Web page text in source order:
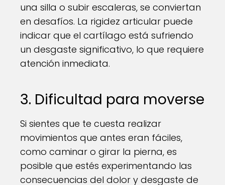
una silla o subir escaleras, se conviertan
en desafíos. La rigidez articular puede
indicar que el cartílago está sufriendo
un desgaste significativo, lo que requiere
atención inmediata.
3. Dificultad para moverse
Si sientes que te cuesta realizar
movimientos que antes eran fáciles,
como caminar o girar la pierna, es
posible que estés experimentando las
consecuencias del dolor y desgaste de